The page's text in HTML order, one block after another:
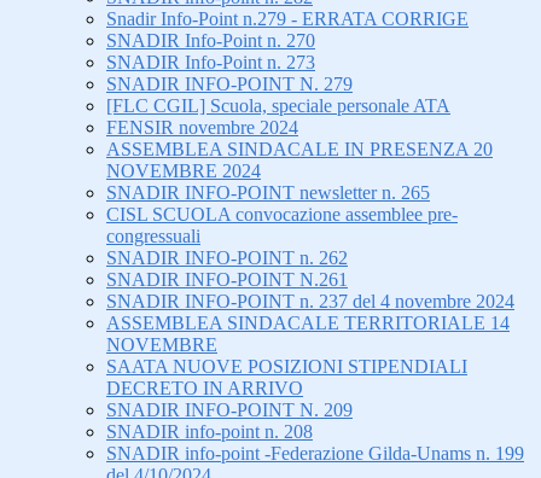
Snadir Info-Point n.279 - ERRATA CORRIGE
SNADIR Info-Point n. 270
SNADIR Info-Point n. 273
SNADIR INFO-POINT N. 279
[FLC CGIL] Scuola, speciale personale ATA
FENSIR novembre 2024
ASSEMBLEA SINDACALE IN PRESENZA 20
NOVEMBRE 2024
SNADIR INFO-POINT newsletter n. 265
CISL SCUOLA convocazione assemblee pre-
congressuali
SNADIR INFO-POINT n. 262
SNADIR INFO-POINT N.261
SNADIR INFO-POINT n. 237 del 4 novembre 2024
ASSEMBLEA SINDACALE TERRITORIALE 14
NOVEMBRE
SAATA NUOVE POSIZIONI STIPENDIALI
DECRETO IN ARRIVO
SNADIR INFO-POINT N. 209
SNADIR info-point n. 208
SNADIR info-point -Federazione Gilda-Unams n. 199